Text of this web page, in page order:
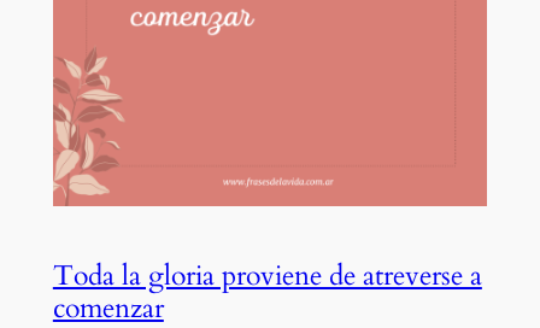
Toda la gloria proviene de atreverse a
comenzar